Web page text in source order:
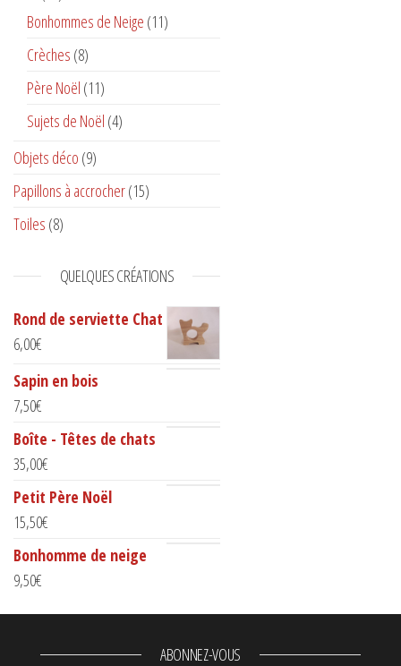
Bonhommes de Neige (11)
Crèches (8)
Père Noël (11)
Sujets de Noël (4)
Objets déco (9)
Papillons à accrocher(15)
Toiles (8)
QUELQUES CRÉATIONS
Rond de serviette Chat
6,00€
Sapin en bois
7,50€
Boîte - Têtes de chats
35,00€
Petit Père Noël
15,50€
Bonhomme de neige
9,50€
ABONNEZ-VOUS